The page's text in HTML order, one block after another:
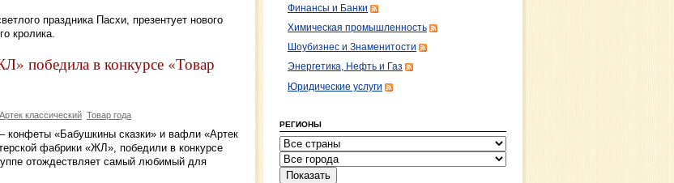
праздника Пасхи, презентует нового
кролика.
победила в конкурсе «Товар
Артек классический Товар года
конфеты «Бабушкины сказки» и вафли «Артек
фабрики «ЖЛ», победили в конкурсе
отождествляет самый любимый для
Финансы и Банки
Химическая промышленность
Шоубизнес и Знаменитости
Энергетика, Нефть и Газ
Юридические услуги
РЕГИОНЫ